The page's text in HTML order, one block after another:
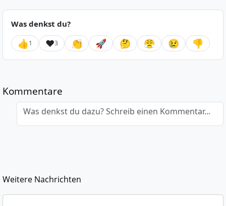
Was denkst du?
👍1 ❤️3 👏 🚀 🤔 😤 😢 👎
Kommentare
Was denkst du dazu? Schreib einen Kommentar...
Weitere Nachrichten